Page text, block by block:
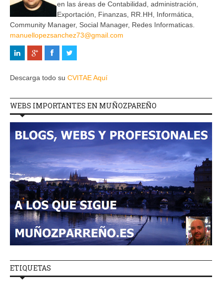
en las áreas de Contabilidad, administración,
Exportación, Finanzas, RR.HH, Informática,
Community Manager, Social Manager, Redes Informaticas.
manuellopezsanchez73@gmail.com
Descarga todo su CVITAE Aquí
WEBS IMPORTANTES EN MUÑOZPAREÑO
ETIQUETAS